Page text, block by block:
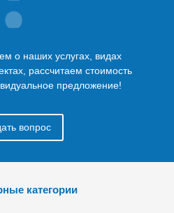
о наших услугах, видах
рассчитаем стоимость
предложение!
вопрос
категории